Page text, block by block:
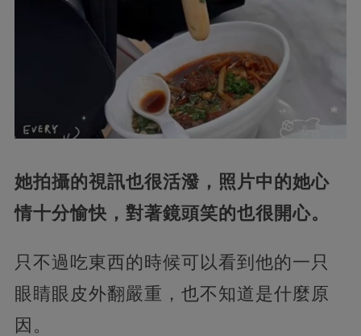
她拍攝的視訊也很活潑，照片中的她心
情十分愉快，對著鏡頭笑的也很開心。
只不過吃東西的時候可以看到他的一只
眼睛眼皮外翻嚴重，也不知道是什麼原
因。